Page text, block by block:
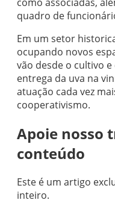
quadro de
Em um setor
ocupando novos
vão desde o cultivo
entrega da uva na
atuação cada vez
cooperativismo.
Apoie nosso
conteúdo
Este é um artigo
inteiro.